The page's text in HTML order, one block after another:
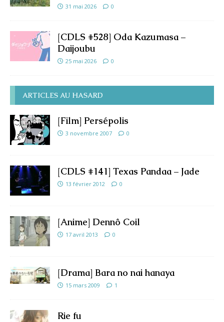
31 mai 2026 0
[CDLS #528] Oda Kazumasa –
Daijoubu
25 mai 2026 0
ARTICLES AU HASARD
[Film] Persépolis
3 novembre 2007 0
[CDLS #141] Texas Pandaa – Jade
13 février 2012 0
[Anime] Dennô Coil
17 avril 2013 0
[Drama] Bara no nai hanaya
15 mars 2009 1
Rie fu